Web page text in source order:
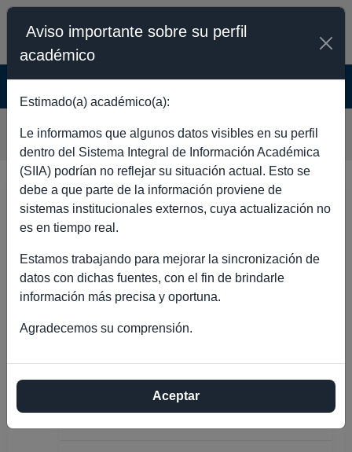
ACADÉMICA - PÚBLICO
DAVID CUENCA OROZCO
DATOS GENERALES
Nombre completo
Aviso importante sobre su perfil
académico
Estimado(a) académico(a):
Le informamos que algunos datos visibles en su perfil
dentro del Sistema Integral de Información Académica
(SIIA) podrían no reflejar su situación actual. Esto se
debe a que parte de la información proviene de
sistemas institucionales externos, cuya actualización no
es en tiempo real.
Estamos trabajando para mejorar la sincronización de
datos con dichas fuentes, con el fin de brindarle
información más precisa y oportuna.
Agradecemos su comprensión.
Aceptar